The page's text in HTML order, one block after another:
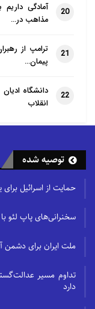
ه سراغبلیط
در یک روز
می‌کنند.
کلاس پروازی
ارزان‌قیمت‌ترین
در کلاس فِرست
میشود. به زمان
تقاضا برای سفر
موضوع بر روی
ایرلاین های
هزینه‌های سفرتان
20
آمادگی
مذاهب در…
21
ترامپ از
پیمان…
22
دانشگاه
انقلاب
توصیه شده
حمایت از اسرائیل
سخنرانی‌های پاپ
ملت ایران برای دشمن
تداوم مسیر
دارد